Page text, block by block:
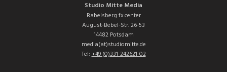
Studio Mitte Media
Babelsberg fx.center
August-Bebel-Str. 26-53
14482 Potsdam
media(at)studiomitte.de
Tel:+49 (0)331-242621-02